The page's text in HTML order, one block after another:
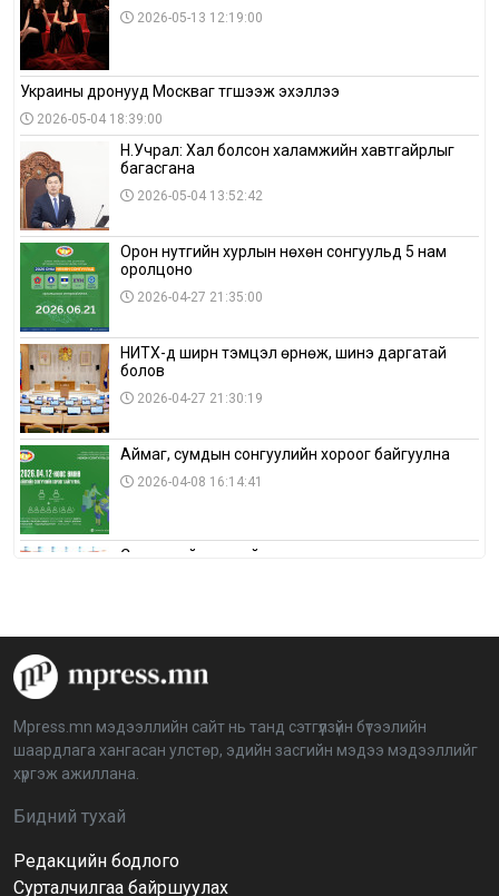
2026-05-13 12:19:00
Украины дронууд Москваг түгшээж эхэллээ
2026-05-04 18:39:00
Н.Учрал: Хал болсон халамжийн хавтгайрлыг
багасгана
2026-05-04 13:52:42
Орон нутгийн хурлын нөхөн сонгуульд 5 нам
оролцоно
2026-04-27 21:35:00
НИТХ-д ширүүн тэмцэл өрнөж, шинэ даргатай
болов
2026-04-27 21:30:19
Аймаг, сумдын сонгуулийн хороог байгуулна
2026-04-08 16:14:41
Сонгуулийн хуулийн зөрчил, шалгах,
аймагт үргэлжилж байна
BTS-ийн тоглолтыг Netflix дэлхий даяар шууд
дамжуулна
Иргэдийн төлөөлөгчдийн хурлын 2026 оны
нөхөн сонгууль 6 дугаар сарын 21-нд болно
Mpress.mn мэдээллийн сайт нь танд сэтгүүлзүйн бүтээлийн
шаардлага хангасан улстөр, эдийн засгийн мэдээ мэдээллийг
хүргэж ажиллана.
Бидний тухай
Редакцийн бодлого
Сурталчилгаа байршуулах